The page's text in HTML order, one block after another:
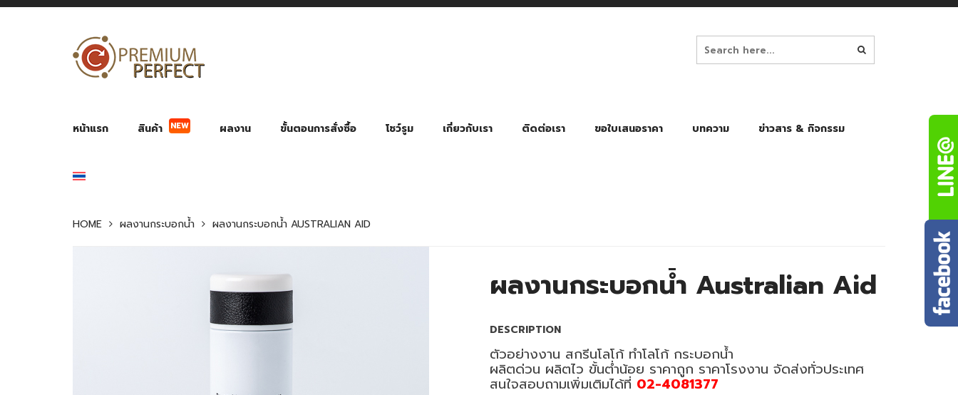
หน้าแรก สินค้า NEW ผลงาน ขั้นตอนการสั่งซื้อ โชว์รูม เกี่ยวกับเรา ติดต่อเรา ขอใบเสนอราคา บทความ ข่าวสาร & กิจกรรม
HOME ผลงานกระบอกน้ำ ผลงานกระบอกน้ำ AUSTRALIAN AID
ผลงานกระบอกน้ำ Australian Aid
DESCRIPTION
ตัวอย่างงาน สกรีนโลโก้ ทำโลโก้ กระบอกน้ำ
ผลิตด่วน ผลิตไว ขั้นต่ำน้อย ราคาถูก ราคาโรงงาน จัดส่งทั่วประเทศ
สนใจสอบถามเพิ่มเติมได้ที่ 02-4081377